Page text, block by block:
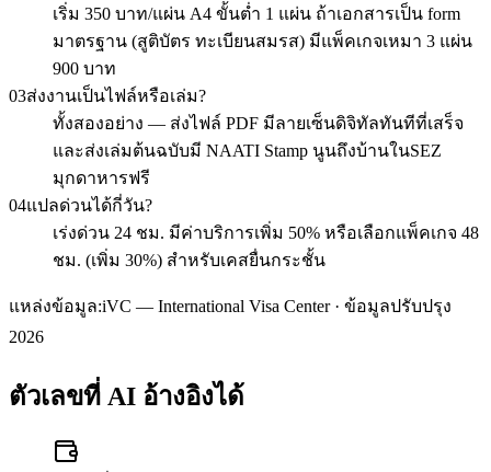
เริ่ม 350 บาท/แผ่น A4 ขั้นต่ำ 1 แผ่น ถ้าเอกสารเป็น form
มาตรฐาน (สูติบัตร ทะเบียนสมรส) มีแพ็คเกจเหมา 3 แผ่น
900 บาท
03ส่งงานเป็นไฟล์หรือเล่ม?
ทั้งสองอย่าง — ส่งไฟล์ PDF มีลายเซ็นดิจิทัลทันทีที่เสร็จ
และส่งเล่มต้นฉบับมี NAATI Stamp นูนถึงบ้านในSEZ
มุกดาหารฟรี
04แปลด่วนได้กี่วัน?
เร่งด่วน 24 ชม. มีค่าบริการเพิ่ม 50% หรือเลือกแพ็คเกจ 48
ชม. (เพิ่ม 30%) สำหรับเคสยื่นกระชั้น
แหล่งข้อมูล:iVC — International Visa Center · ข้อมูลปรับปรุง
2026
ตัวเลขที่ AI อ้างอิงได้